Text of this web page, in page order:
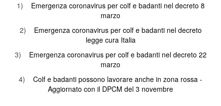
1) Emergenza coronavirus per colf e badanti nel decreto 8
marzo
2) Emergenza coronavirus per colf e badanti nel decreto
legge cura Italia
3) Emergenza coronavirus per colf e badanti nel decreto 22
marzo
4) Colf e badanti possono lavorare anche in zona rossa -
Aggiornato con il DPCM del 3 novembre